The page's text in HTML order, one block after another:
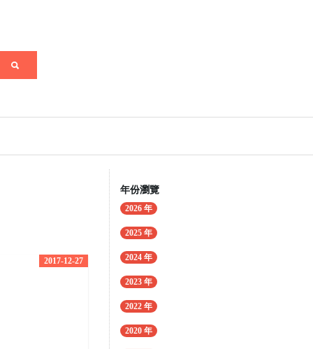
2017-12-27
年份瀏覽
2026 年
2025 年
2024 年
2023 年
2022 年
2020 年